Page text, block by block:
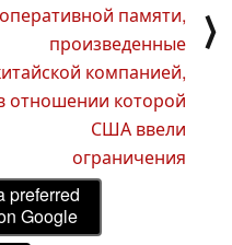
оперативной памяти,
произведенные
компанией,
отношении которой
США ввели
ограничения
⟩
preferred
Google